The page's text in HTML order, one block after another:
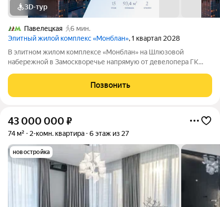
3D-тур
Павелецкая
6 мин.
Элитный жилой комплекс «Монблан», 1 квартал 2028
В элитном жилом комплексе «Монблан» на Шлюзовой
набережной в Замоскворечье напрямую от девелопера ГК
квартира на 15 этаже общей площадью 93.40 м. Квартира
предлагается без отделки. «Монблан»
Позвонить
43 000 000 ₽
74 м² 2-комн. квартира 6 этаж из 27
новостройка